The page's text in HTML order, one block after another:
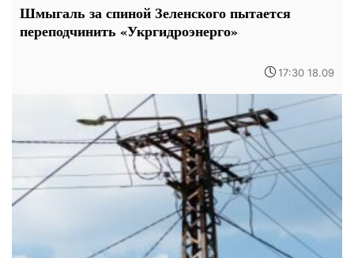
Шмыгаль за спиной Зеленского пытается
переподчинить «Укргидроэнерго»
17:30 18.09